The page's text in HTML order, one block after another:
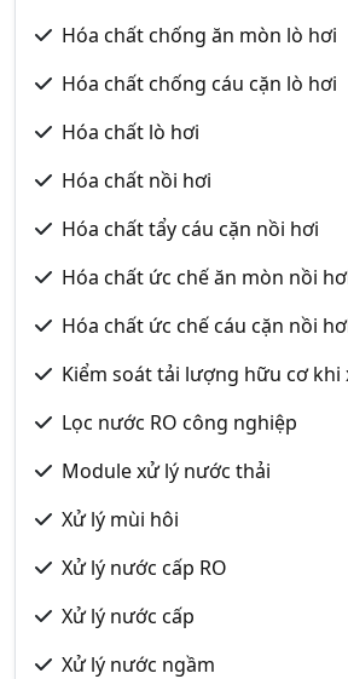
Hóa chất chống ăn mòn lò hơi
Hóa chất chống cáu cặn lò hơi
Hóa chất lò hơi
Hóa chất nồi hơi
Hóa chất tẩy cáu cặn nồi hơi
Hóa chất ức chế ăn mòn nồi
Hóa chất ức chế cáu cặn nồi
Kiểm soát tải lượng hữu cơ khi
Lọc nước RO công nghiệp
Module xử lý nước thải
Xử lý mùi hôi
Xử lý nước cấp RO
Xử lý nước cấp
Xử lý nước ngầm